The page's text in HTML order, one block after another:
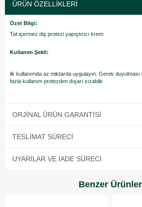
ÜRÜN ÖZELLIKLERI
Özet Bilgi:
Tat içermez diş protezi yapıştırıcı krem.
Kullanım Şekli:
ilk kullanımda az miktarda uygulayın. Gerek duyulması
fazla kullanım protezden dışarı sızabilir.
ORJINAL ÜRÜN GARANTISI
TESLIMAT SÜRECI
UYARILAR VE İADE SÜRECI
Benzer Ürünler